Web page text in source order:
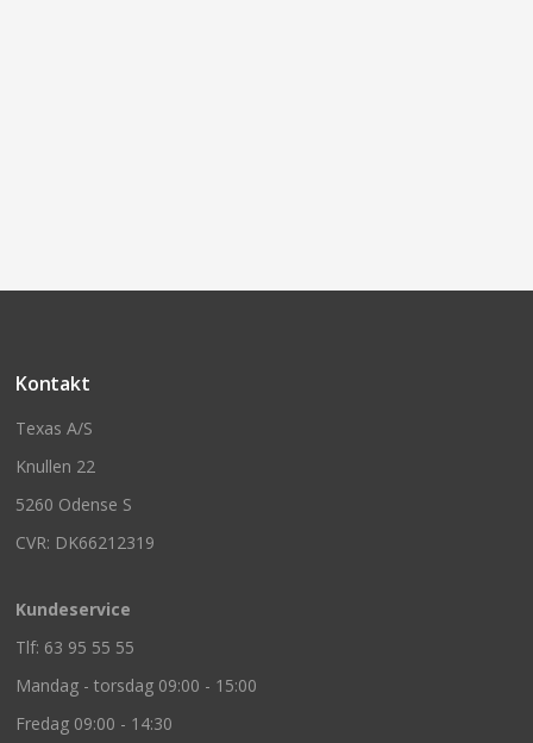
Kontakt
Texas A/S
Knullen 22
5260 Odense S
CVR: DK66212319
Kundeservice
Tlf: 63 95 55 55
Mandag - torsdag 09:00 - 15:00
Fredag 09:00 - 14:30